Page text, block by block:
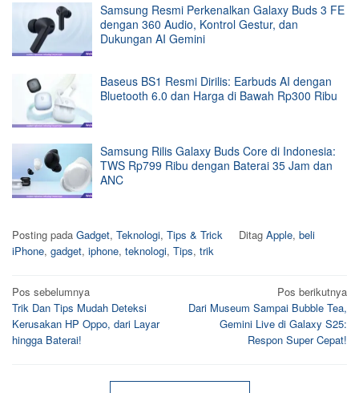
Samsung Resmi Perkenalkan Galaxy Buds 3 FE
dengan 360 Audio, Kontrol Gestur, dan
Dukungan AI Gemini
Baseus BS1 Resmi Dirilis: Earbuds AI dengan
Bluetooth 6.0 dan Harga di Bawah Rp300 Ribu
Samsung Rilis Galaxy Buds Core di Indonesia:
TWS Rp799 Ribu dengan Baterai 35 Jam dan
ANC
Posting pada Gadget, Teknologi, Tips & Trick Ditag Apple, beli
iPhone, gadget, iphone, teknologi, Tips, trik
Navigasi
pos
Pos sebelumnya
Trik Dan Tips Mudah Deteksi
Kerusakan HP Oppo, dari Layar
hingga Baterai!
Pos berikutnya
Dari Museum Sampai Bubble Tea,
Gemini Live di Galaxy S25:
Respon Super Cepat!